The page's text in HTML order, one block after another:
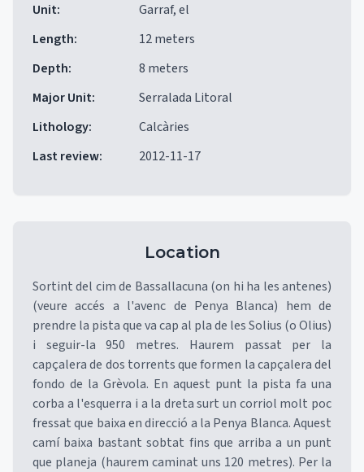
Unit:
Garraf, el
Length:
12 meters
Depth:
8 meters
Major Unit:
Serralada Litoral
Lithology:
Calcàries
Last review: 2012-11-17
Location
Sortint del cim de Bassallacuna (on hi ha les antenes)
(veure accés a l'avenc de Penya Blanca) hem de
prendre la pista que va cap al pla de les Solius (o Olius)
i seguir-la 950 metres. Haurem passat per la
capçalera de dos torrents que formen la capçalera del
fondo de la Grèvola. En aquest punt la pista fa una
corba a l'esquerra i a la dreta surt un corriol molt poc
fressat que baixa en direcció a la Penya Blanca. Aquest
camí baixa bastant sobtat fins que arriba a un punt
que planeja (haurem caminat uns 120 metres). Per la